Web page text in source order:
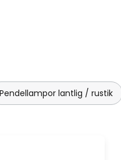
Pendellampor lantlig / rustik